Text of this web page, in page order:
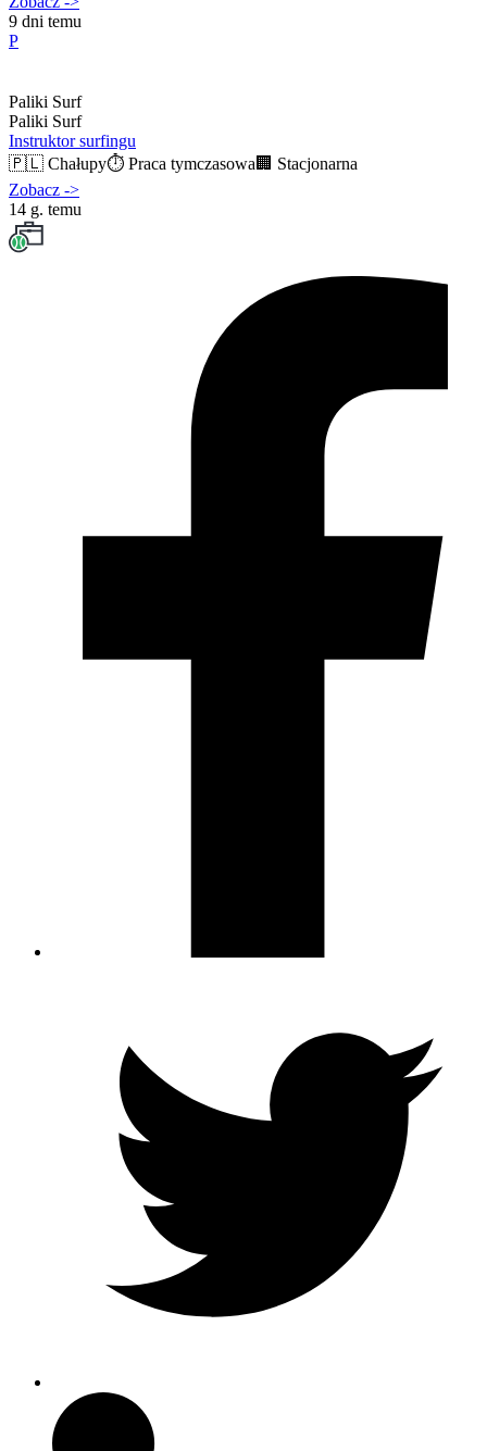
9 dni temu
P
Paliki Surf
Paliki Surf
Instruktor surfingu
🇵🇱 Chałupy⏱️ Praca tymczasowa 🏢 Stacjonarna
Zobacz ->
14 g. temu